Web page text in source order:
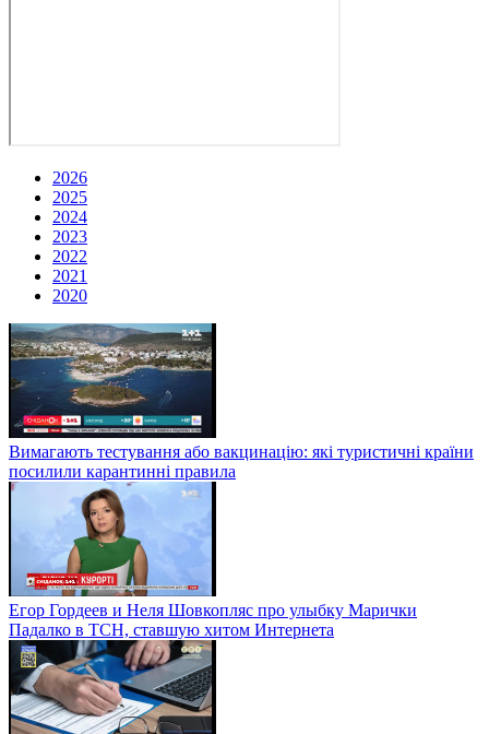
2026
2025
2024
2023
2022
2021
2020
Вимагають тестування або вакцинацію: які туристичні країни
посилили карантинні правила
Егор Гордеев и Неля Шовкопляс про улыбку Марички
Падалко в ТСН, ставшую хитом Интернета